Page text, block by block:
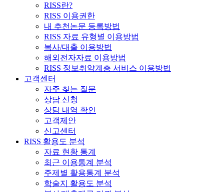
RISS란?
RISS 이용권한
내 추천논문 등록방법
RISS 자료 유형별 이용방법
복사/대출 이용방법
해외전자자료 이용방법
RISS 정보취약계층 서비스 이용방법
고객센터
자주 찾는 질문
상담 신청
상담 내역 확인
고객제안
신고센터
RISS 활용도 분석
자료 현황 통계
최근 이용통계 분석
주제별 활용통계 분석
학술지 활용도 분석